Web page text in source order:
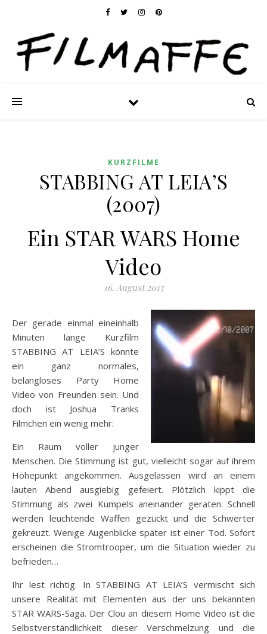
KURZFILME
STABBING AT LEIA’S
(2007)
Ein STAR WARS Home
Video
16. August 2015
Der gerade einmal eineinhalb
Minuten lange Kurzfilm
STABBING AT LEIA’S könnte
ein ganz normales,
belangloses Party Home
Video von Freunden sein. Und
doch ist Joshua Tranks
Filmchen ein wenig mehr:
Ein Raum voller junger
Menschen. Die Stimmung ist gut, vielleicht sogar auf ihrem
Höhepunkt angekommen. Ausgelassen wird an einem
lauten Abend ausgiebig gefeiert. Plötzlich kippt die
Stimmung als zwei Kumpels aneinander geraten. Schnell
werden leuchtende Waffen gezückt und die Schwerter
gekreuzt. Wenige Augenblicke später ist einer Tod. Sofort
erscheinen die Stromtrooper, um die Situation wieder zu
befrieden…
Ihr lest richtig. In STABBING AT LEIA’S vermischt sich
unsere Realität mit Elementen aus der uns bekannten
STAR WARS-Saga. Der Clou an diesem Home Video ist die
Selbstverständlichkeit dieser Verschmelzung und die